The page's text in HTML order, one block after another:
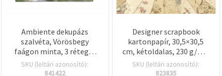
Ambiente dekupázs
szalvéta, Vörösbegy
faágon minta, 3 rétegű,
33x33 cm – 1 db
SKU (leltári azonosító):
841422
Designer scrapbook
kartonpapír, 30,5×30,5
cm, kétoldalas, 230 g/m²,
24-féle vegyes minta
SKU (leltári azonosító):
823835